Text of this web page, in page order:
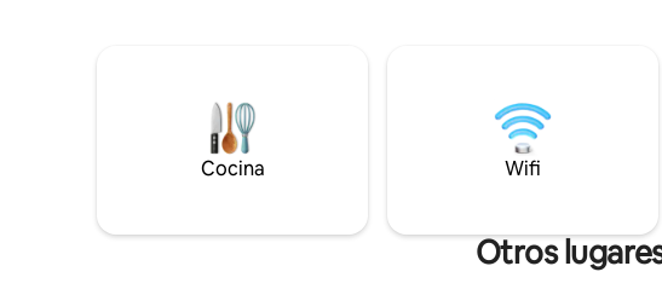
comodidades modernas y cuenta con
una cocina totalmente equipada, que
incluye refrigerador, lavavajillas y
cafetera, además de la practicidad de
escapadas cortas como para estadías
de trabajo, 2
bicicleta, amplio espacio
almacenamiento para
largas, wifi y mucho más.
Cocina Wifi
Otros